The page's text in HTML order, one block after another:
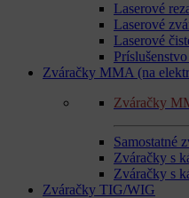
Laserové
Laserové
Laserové
Zváračky MMA (na
Zváračky
Samostatné
Zváračky s
Zváračky s
Zváračky TIG/WIG